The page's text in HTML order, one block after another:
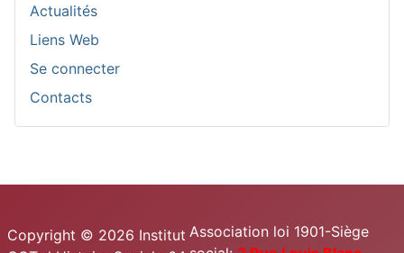
Actualités
Liens Web
Se connecter
Contacts
Copyright © 2026 Institut Association loi 1901-Siège